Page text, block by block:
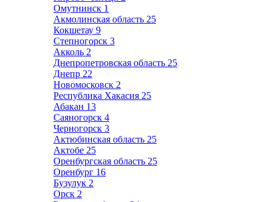
Омутнинск 1
Акмолинская область 25
Кокшетау 9
Степногорск 3
Акколь 2
Днепропетровская область 25
Днепр 22
Новомосковск 2
Республика Хакасия 25
Абакан 13
Саяногорск 4
Черногорск 3
Актюбинская область 25
Актобе 25
Оренбургская область 25
Оренбург 16
Бузулук 2
Орск 2